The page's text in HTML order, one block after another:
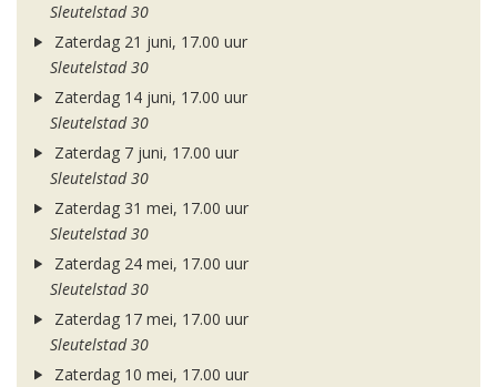
Sleutelstad 30
Zaterdag 21 juni, 17.00 uur
Sleutelstad 30
Zaterdag 14 juni, 17.00 uur
Sleutelstad 30
Zaterdag 7 juni, 17.00 uur
Sleutelstad 30
Zaterdag 31 mei, 17.00 uur
Sleutelstad 30
Zaterdag 24 mei, 17.00 uur
Sleutelstad 30
Zaterdag 17 mei, 17.00 uur
Sleutelstad 30
Zaterdag 10 mei, 17.00 uur